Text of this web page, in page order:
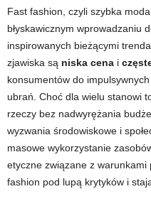
Fast fashion, czyli szybka
błyskawicznym wprowadzaniu
inspirowanych bieżącymi
zjawiska są niska cena i
konsumentów do
ubrań. Choć dla wielu stanowi
rzeczy bez nadwyrężania
wyzwania środowiskowe i
masowe wykorzystanie
etyczne związane z
fashion pod lupą krytyków i